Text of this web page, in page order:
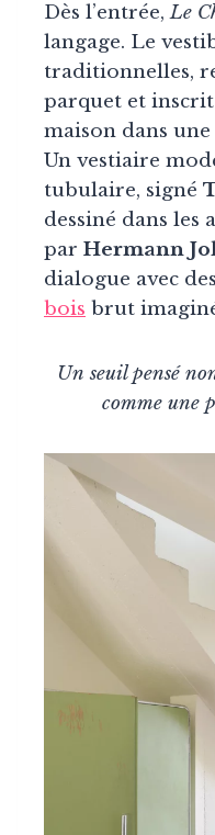
Dès l’entrée,Le
langage. Le
traditionnelles,
parquet et
maison dans
Un vestiaire
tubulaire, signé
dessiné dans les
par Hermann
dialogue avec
bois brut
Un seuil pensé
comme une